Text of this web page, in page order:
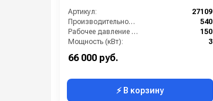
Артикул:
27109
Производительность (л/ч):
540
Рабочее давление (бар):
150
Мощность (кВт):
3
Электропитание (В):
66 000 руб.
⚡ В корзину